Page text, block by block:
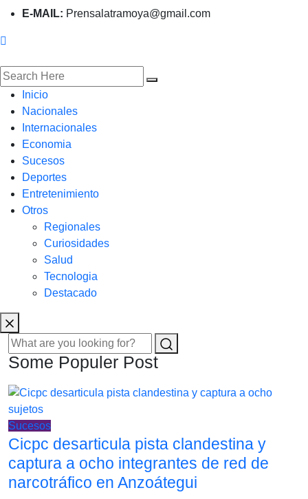
E-MAIL: Prensalatramoya@gmail.com
Inicio
Nacionales
Internacionales
Economia
Sucesos
Deportes
Entretenimiento
Otros
Regionales
Curiosidades
Salud
Tecnologia
Destacado
Some Populer Post
Sucesos
Cicpc desarticula pista clandestina y
captura a ocho integrantes de red de
narcotráfico en Anzoátegui